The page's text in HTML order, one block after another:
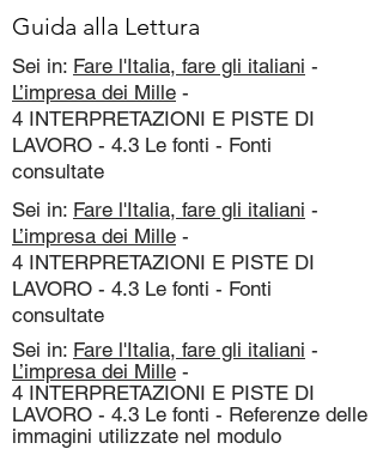
Guida alla Lettura
Sei in: Fare l'Italia, fare gli italiani -
L’impresa dei Mille -
4 INTERPRETAZIONI E PISTE DI
LAVORO - 4.3 Le fonti - Fonti
consultate
Sei in: Fare l'Italia, fare gli italiani -
L’impresa dei Mille -
4 INTERPRETAZIONI E PISTE DI
LAVORO - 4.3 Le fonti - Fonti
consultate
Sei in: Fare l'Italia, fare gli italiani -
L’impresa dei Mille -
4 INTERPRETAZIONI E PISTE DI
LAVORO - 4.3 Le fonti - Referenze delle
immagini utilizzate nel modulo